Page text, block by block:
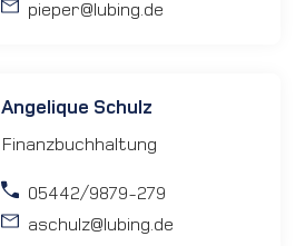
pieper@lubing.de
Angelique Schulz
Finanzbuchhaltung
05442/9879-279
aschulz@lubing.de